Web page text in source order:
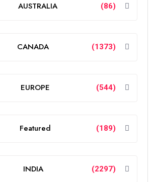
AUSTRALIA (86)
CANADA (1373)
EUROPE (544)
Featured (189)
INDIA (2297)